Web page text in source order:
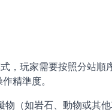
，玩家需要按照分站順
精準度。
物（如岩石、動物或其